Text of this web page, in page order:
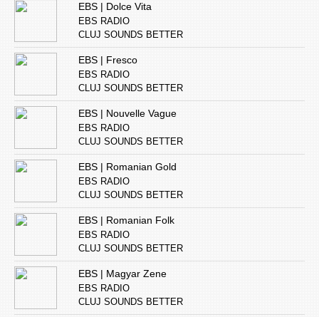
EBS | Dolce Vita
EBS RADIO
CLUJ SOUNDS BETTER
EBS | Fresco
EBS RADIO
CLUJ SOUNDS BETTER
EBS | Nouvelle Vague
EBS RADIO
CLUJ SOUNDS BETTER
EBS | Romanian Gold
EBS RADIO
CLUJ SOUNDS BETTER
EBS | Romanian Folk
EBS RADIO
CLUJ SOUNDS BETTER
EBS | Magyar Zene
EBS RADIO
CLUJ SOUNDS BETTER